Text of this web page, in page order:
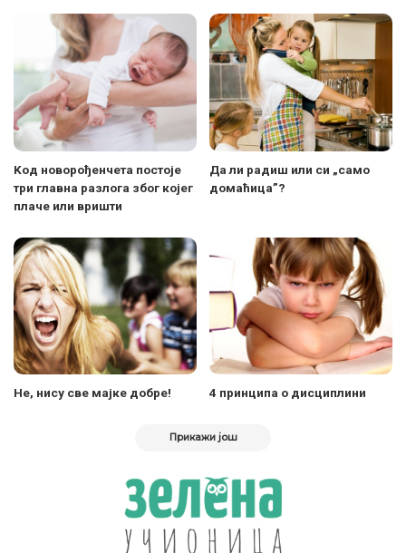
Kод новорођенчета постоје
три главна разлога због којег
плаче или вришти
Да ли радиш или си „само
домаћица”?
Не, нису све мајке добре! 4 принципа о дисциплини
Прикажи још